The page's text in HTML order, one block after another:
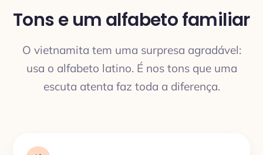
TRADUÇÃO
Tons e um alfabeto familiar
O vietnamita tem uma surpresa agradável:
usa o alfabeto latino. É nos tons que uma
escuta atenta faz toda a diferença.